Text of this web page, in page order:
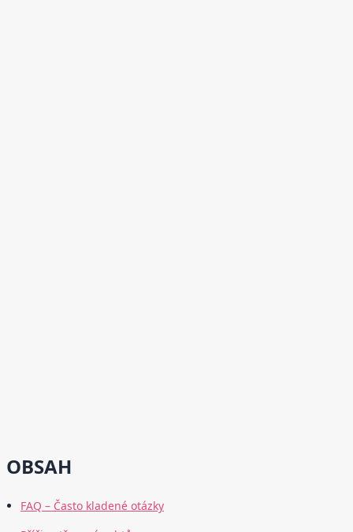
OBSAH
FAQ – Často kladené otázky